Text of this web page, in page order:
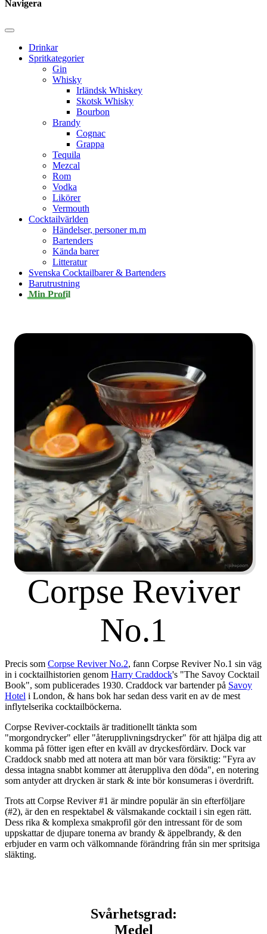
Navigera
Drinkar
Spritkategorier
Gin
Whisky
Irländsk Whiskey
Skotsk Whisky
Bourbon
Brandy
Cognac
Grappa
Tequila
Mezcal
Rom
Vodka
Likörer
Vermouth
Cocktailvärlden
Händelser, personer m.m
Bartenders
Kända barer
Litteratur
Svenska Cocktailbarer & Bartenders
Barutrustning
Min Profil
Corpse Reviver
No.1
Precis som Corpse Reviver No.2, fann Corpse Reviver No.1 sin väg
in i cocktailhistorien genom Harry Craddock's "The Savoy Cocktail
Book", som publicerades 1930. Craddock var bartender på Savoy
Hotel i London, & hans bok har sedan dess varit en av de mest
inflytelserika cocktailböckerna.
Corpse Reviver-cocktails är traditionellt tänkta som
"morgondrycker" eller "återupplivningsdrycker" för att hjälpa dig att
komma på fötter igen efter en kväll av dryckesfördärv. Dock var
Craddock snabb med att notera att man bör vara försiktig: "Fyra av
dessa intagna snabbt kommer att återuppliva den döda", en notering
som antyder att drycken är stark & inte bör konsumeras i överdrift.
Trots att Corpse Reviver #1 är mindre populär än sin efterföljare
(#2), är den en respektabel & välsmakande cocktail i sin egen rätt.
Dess rika & komplexa smakprofil gör den intressant för de som
uppskattar de djupare tonerna av brandy & äppelbrandy, & den
erbjuder en varm och välkomnande förändring från sin mer spritsiga
släkting.
Svårhetsgrad:
Medel